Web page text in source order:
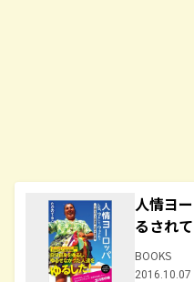
人情ヨ
るされて
BOOKS
2016.10.07